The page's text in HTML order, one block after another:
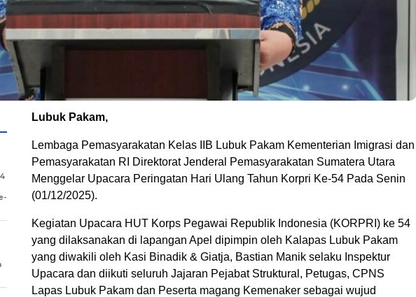
Lubuk Pakam,
Lembaga Pemasyarakatan Kelas IIB Lubuk Pakam Kementerian Imigrasi dan
Pemasyarakatan RI Direktorat Jenderal Pemasyarakatan Sumatera Utara
Menggelar Upacara Peringatan Hari Ulang Tahun Korpri Ke-54 Pada Senin
(01/12/2025).
Kegiatan Upacara HUT Korps Pegawai Republik Indonesia (KORPRI) ke 54
yang dilaksanakan di lapangan Apel dipimpin oleh Kalapas Lubuk Pakam
yang diwakili oleh Kasi Binadik & Giatja, Bastian Manik selaku Inspektur
Upacara dan diikuti seluruh Jajaran Pejabat Struktural, Petugas, CPNS
Lapas Lubuk Pakam dan Peserta magang Kemenaker sebagai wujud